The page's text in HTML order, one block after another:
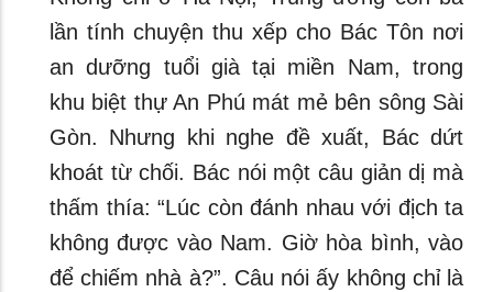
lần tính chuyện thu xếp cho Bác Tôn nơi
an dưỡng tuổi già tại miền Nam, trong
khu biệt thự An Phú mát mẻ bên sông Sài
Gòn. Nhưng khi nghe đề xuất, Bác dứt
khoát từ chối. Bác nói một câu giản dị mà
thấm thía: “Lúc còn đánh nhau với địch ta
không được vào Nam. Giờ hòa bình, vào
để chiếm nhà à?”. Câu nói ấy không chỉ là